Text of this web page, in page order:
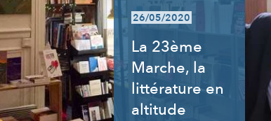
26/05/2020
La 23ème
Marche, la
littérature en
altitude